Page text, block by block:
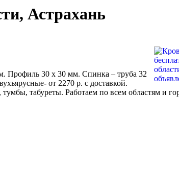
Астрахань
Профиль 30 х 30 мм. Спинка – труба 32
от 2270 р. с доставкой.
табуреты. Работаем по всем областям и